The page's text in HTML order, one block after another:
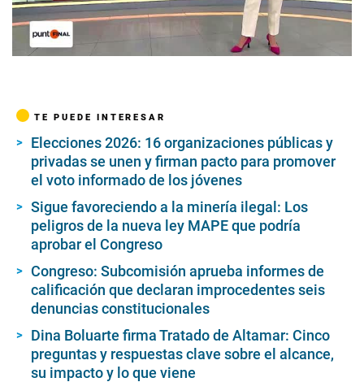
TE PUEDE INTERESAR
Elecciones 2026: 16 organizaciones públicas y
privadas se unen y firman pacto para promover
el voto informado de los jóvenes
Sigue favoreciendo a la minería ilegal: Los
peligros de la nueva ley MAPE que podría
aprobar el Congreso
Congreso: Subcomisión aprueba informes de
calificación que declaran improcedentes seis
denuncias constitucionales
Dina Boluarte firma Tratado de Altamar: Cinco
preguntas y respuestas clave sobre el alcance,
su impacto y lo que viene